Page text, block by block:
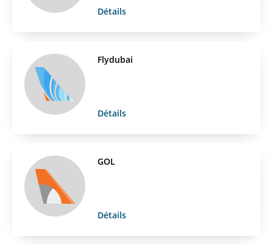
Détails
Flydubai
Détails
GOL
Détails